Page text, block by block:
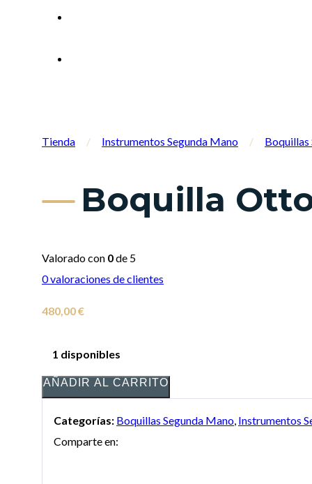
Tienda / Instrumentos Segunda Mano / Boquillas
Boquilla
Valorado con 0de 5
0valoraciones de clientes
480,00€
1 disponibles
AÑADIR AL CARRITO
Categorías: Boquillas Segunda Mano Instrumentos
Comparte en: